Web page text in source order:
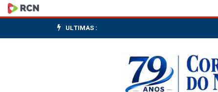
Demanda
por
ULTIMAS :